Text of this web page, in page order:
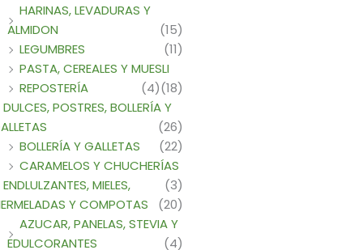
HARINAS, LEVADURAS Y
ALMIDON
(15)
LEGUMBRES
(11)
PASTA, CEREALES Y MUESLI
(18)
REPOSTERÍA
(4)
DULCES, POSTRES, BOLLERÍA Y
(26)
BOLLERÍA Y GALLETAS
(22)
CARAMELOS Y CHUCHERÍAS
(3)
ENDLULZANTES, MIELES,
Y COMPOTAS
(20)
AZUCAR, PANELAS, STEVIA Y
EDULCORANTES
(4)